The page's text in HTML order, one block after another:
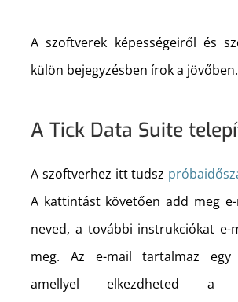
A szoftverek képességeiről és
külön bejegyzésben írok a jövőben.
A Tick Data Suite
A szoftverhez itt tudsz
A kattintást követően add meg
neved, a további instrukciókat e-
meg. Az e-mail tartalmaz egy
amellyel elkezdheted a